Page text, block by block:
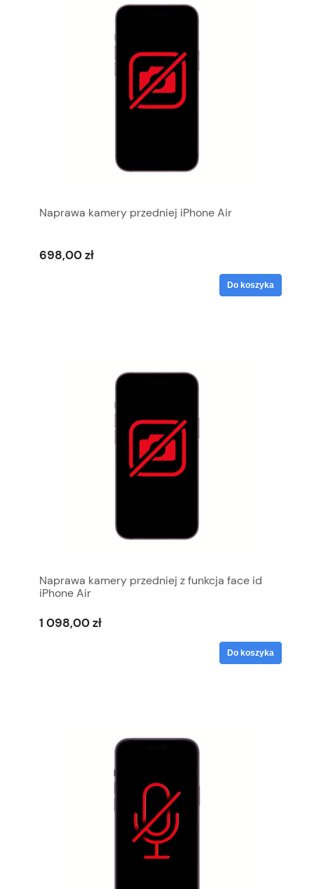
Naprawa kamery przedniej iPhone Air
698,00 zł
Do koszyka
Naprawa kamery przedniej z funkcja face id
iPhone Air
1 098,00 zł
Do koszyka